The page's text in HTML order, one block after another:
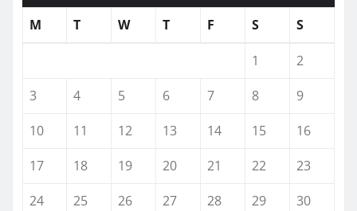
M
T W T F S S
1
2
3
4 5 6 7 8
9
10
11 12 13 14 15
16
17
18 19 20 21 22
23
24
25 26 27 28 29
30